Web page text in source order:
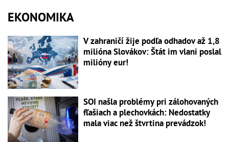
EKONOMIKA
V zahraničí žije podľa odhadov až 1,8
milióna Slovákov: Štát im vlani poslal
milióny eur!
SOI našla problémy pri zálohovaných
fľašiach a plechovkách: Nedostatky
mala viac než štvrtina prevádzok!